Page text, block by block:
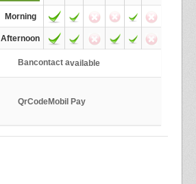
Morning
Afternoon
Bancontact available
QrCodeMobil Pay